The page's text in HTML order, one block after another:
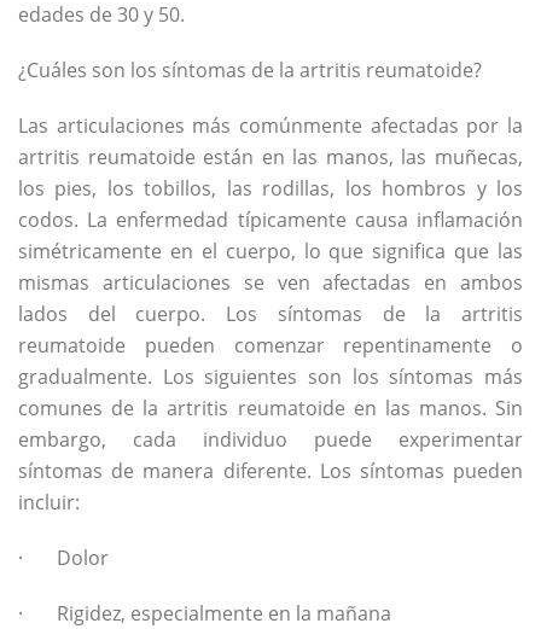
edades de 30 y 50.
¿Cuáles son los síntomas de la artritis reumatoide?
Las articulaciones más comúnmente afectadas por la
artritis reumatoide están en las manos, las muñecas,
los pies, los tobillos, las rodillas, los hombros y los
codos. La enfermedad típicamente causa inflamación
simétricamente en el cuerpo, lo que significa que las
mismas articulaciones se ven afectadas en ambos
lados del cuerpo. Los síntomas de la artritis
reumatoide pueden comenzar repentinamente o
gradualmente. Los siguientes son los síntomas más
comunes de la artritis reumatoide en las manos. Sin
embargo, cada individuo puede experimentar
síntomas de manera diferente. Los síntomas pueden
incluir:
· Dolor
· Rigidez, especialmente en la mañana